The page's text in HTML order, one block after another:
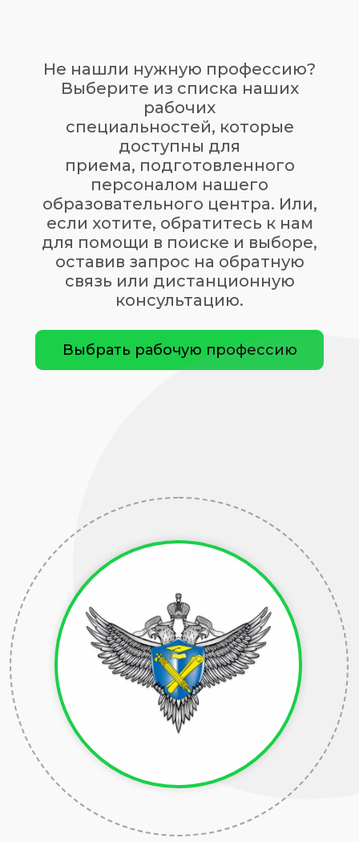
Не нашли нужную профессию?
Выберите из списка наших
рабочих
специальностей, которые
доступны для
приема, подготовленного
персоналом нашего
образовательного центра. Или,
если хотите, обратитесь к нам
для помощи в поиске и выборе,
оставив запрос на обратную
связь или дистанционную
консультацию.
Выбрать рабочую профессию